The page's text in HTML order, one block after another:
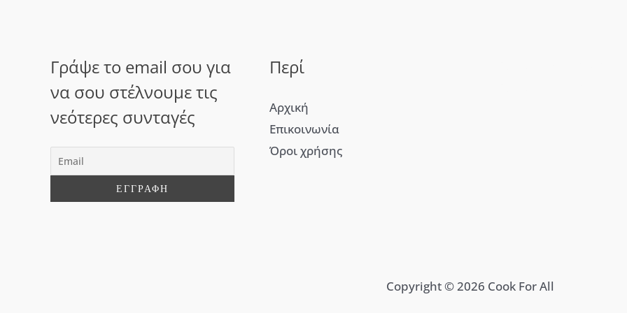
Γράψε το email σου για
να σου στέλνουμε τις
νεότερες συνταγές
Περί
Αρχική
Επικοινωνία
Όροι χρήσης
Copyright © 2026 Cook For All